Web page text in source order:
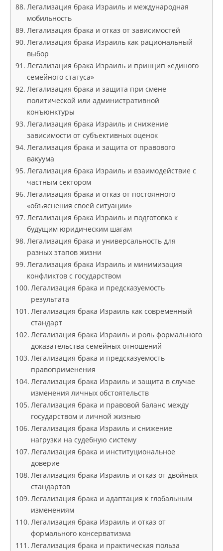
Легализация брака Израиль и международная
мобильность
Легализация брака и отказ от зависимостей
Легализация брака Израиль как рациональный
выбор
Легализация брака Израиль и принцип «единого
семейного статуса»
Легализация брака и защита при смене
политической или административной
конъюнктуры
Легализация брака Израиль и снижение
зависимости от субъективных оценок
Легализация брака и защита от правового
вакуума
Легализация брака Израиль и взаимодействие с
частным сектором
Легализация брака и отказ от постоянного
«объяснения своей ситуации»
Легализация брака Израиль и подготовка к
будущим юридическим шагам
Легализация брака и универсальность для
разных этапов жизни
Легализация брака Израиль и минимизация
конфликтов с государством
Легализация брака и предсказуемость
результата
Легализация брака Израиль как современный
стандарт
Легализация брака Израиль и роль формального
доказательства семейных отношений
Легализация брака и предсказуемость
правоприменения
Легализация брака Израиль и защита в случае
изменения личных обстоятельств
Легализация брака и правовой баланс между
государством и личной жизнью
Легализация брака Израиль и снижение
нагрузки на судебную систему
Легализация брака и институциональное
доверие
Легализация брака Израиль и отказ от двойных
стандартов
Легализация брака и адаптация к глобальным
изменениям
Легализация брака Израиль и отказ от
формального консерватизма
Легализация брака и практическая польза